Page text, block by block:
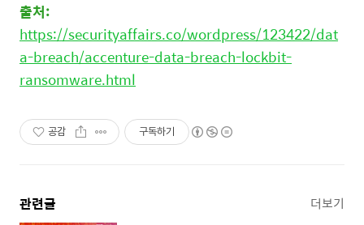
출처:
https://securityaffairs.co/wordpress/123422/dat
a-breach/accenture-data-breach-lockbit-
ransomware.html
공감 구독하기
관련글 더보기